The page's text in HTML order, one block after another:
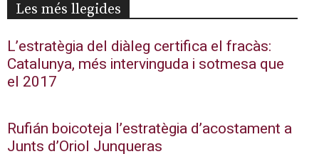
Les més llegides
L’estratègia del diàleg certifica el fracàs:
Catalunya, més intervinguda i sotmesa que
el 2017
Rufián boicoteja l’estratègia d’acostament a
Junts d’Oriol Junqueras